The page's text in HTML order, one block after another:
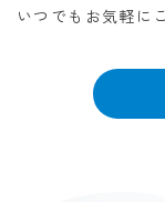
いつでもお気軽に